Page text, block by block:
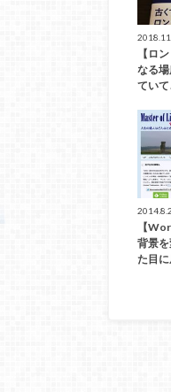
【ロ
なる
てい
【
背景
た目